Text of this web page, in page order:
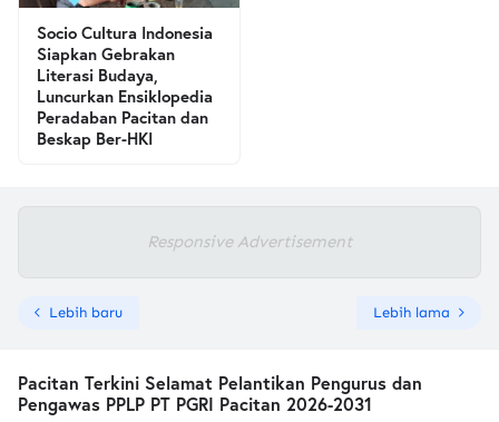
Socio Cultura Indonesia
Siapkan Gebrakan
Literasi Budaya,
Luncurkan Ensiklopedia
Peradaban Pacitan dan
Beskap Ber-HKI
Responsive Advertisement
Lebih baru Lebih lama
Pacitan Terkini Selamat Pelantikan Pengurus dan
Pengawas PPLP PT PGRI Pacitan 2026-2031